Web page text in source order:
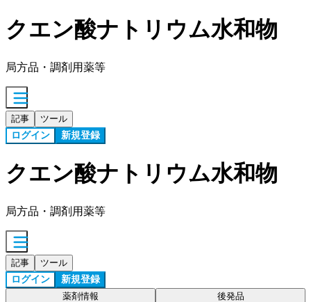
クエン酸ナトリウム水和物
局方品・調剤用薬等
記事 ツール
ログイン 新規登録
クエン酸ナトリウム水和物
局方品・調剤用薬等
記事 ツール
ログイン 新規登録
薬剤情報 後発品